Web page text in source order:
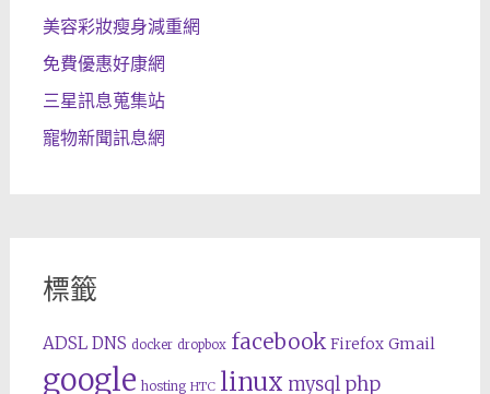
美容彩妝瘦身減重網
免費優惠好康網
三星訊息蒐集站
寵物新聞訊息網
標籤
ADSL DNS docker dropbox facebook Firefox Gmail
google hosting HTC linux mysql php